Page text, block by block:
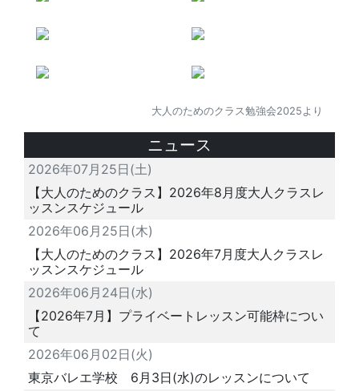
大人のためのクラス勉強会2025より
ニュース
2026年07月25日(土)
【大人のためのクラス】2026年8月度大人クラスレ
ッスンスケジュール
2026年06月25日(木)
【大人のためのクラス】2026年7月度大人クラスレ
ッスンスケジュール
2026年06月24日(水)
【2026年7月】プライベートレッスン可能枠につい
て
2026年06月02日(火)
東京バレエ学校 6月3日(水)のレッスンについて